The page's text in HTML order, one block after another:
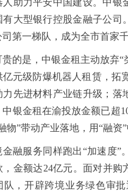
区开展大型主题反诈宣传活动
性产品公示
例》明确——可禁止学生携带手机等
重庆无地址注册公司家电智能家居补
人助力平安中国建设。中银
有大型银行控股金融子公司
司第一梯队，成为全市首家
贵的是，中银金租主动放弃
亿元级防爆机器人租赁，拓
力先进材料产业链升级；
中银金租在渝投放金额已超
物”带动产业落地，用“融资”
金融服务同样跑出“加速度”
，金额达24亿元。面对并
队，开辟跨境业务绿色审